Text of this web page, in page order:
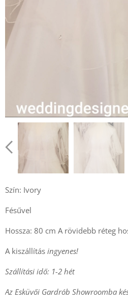
Szín: Ivory
Fésűvel
Hossza: 80 cm A rövidebb réteg
A kiszállítás ingyenes!
Szállítási idő: 1-2 hét
Az Esküvői Gardrób Showroomba